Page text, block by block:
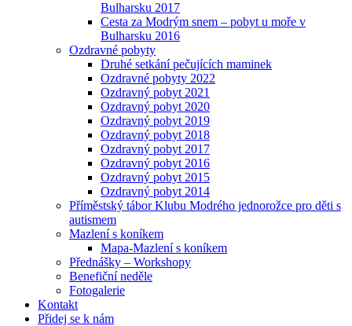
Bulharsku 2017
Cesta za Modrým snem – pobyt u moře v
Bulharsku 2016
Ozdravné pobyty
Druhé setkání pečujících maminek
Ozdravné pobyty 2022
Ozdravný pobyt 2021
Ozdravný pobyt 2020
Ozdravný pobyt 2019
Ozdravný pobyt 2018
Ozdravný pobyt 2017
Ozdravný pobyt 2016
Ozdravný pobyt 2015
Ozdravný pobyt 2014
Příměstský tábor Klubu Modrého jednorožce pro děti s
autismem
Mazlení s koníkem
Mapa-Mazlení s koníkem
Přednášky – Workshopy
Benefiční neděle
Fotogalerie
Kontakt
Přidej se k nám